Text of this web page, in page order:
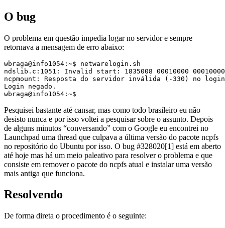
O bug
O problema em questão impedia logar no servidor e sempre
retornava a mensagem de erro abaixo:
wbraga@info1054:~$ netwarelogin.sh
ndslib.c:1051: Invalid start: 1835008 00010000 00010000
ncpmount: Resposta do servidor inválida (-330) no
Login negado.
wbraga@info1054:~$
Pesquisei bastante até cansar, mas como todo brasileiro eu não
desisto nunca e por isso voltei a pesquisar sobre o assunto. Depois
de alguns minutos “conversando” com o Google eu encontrei no
Launchpad uma thread que culpava a última versão do pacote ncpfs
no repositório do Ubuntu por isso. O bug #328020[1] está em aberto
até hoje mas há um meio paleativo para resolver o problema e que
consiste em remover o pacote do ncpfs atual e instalar uma versão
mais antiga que funciona.
Resolvendo
De forma direta o procedimento é o seguinte: